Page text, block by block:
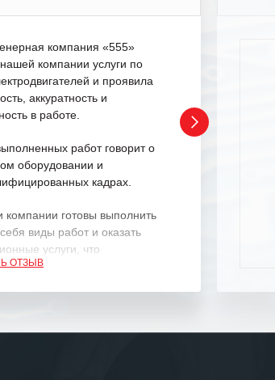
компания «555»
компании услуги по
и проявила
аккуратность и
в работе.
работ говорит о
оборудовании и
кадрах.
компании готовы выполнить
виды работ и оказать
услуги, что
их как профессионалов
и надежного поставщика
ОТЗЫВ